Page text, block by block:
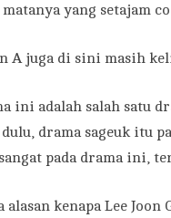
yang setajam
A juga di sini masih
ini adalah salah satu
dulu, drama sageuk itu
pada drama ini,
kenapa Lee